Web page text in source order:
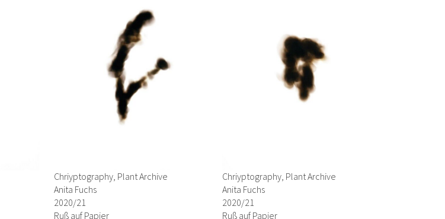
Chriyptography, Plant Archive
Anita Fuchs
2020/21
Ruß auf Papier
Chriyptography, Plant Archive
Anita Fuchs
2020/21
Ruß auf Papier